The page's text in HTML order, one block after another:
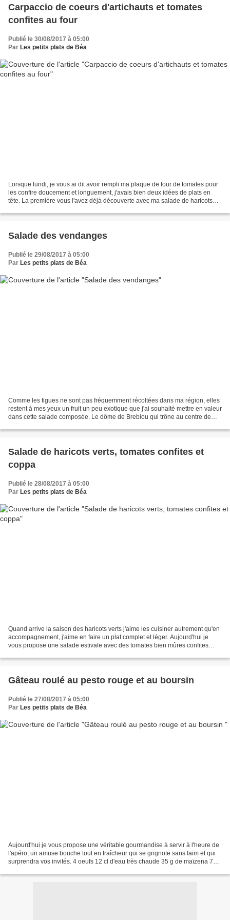
Carpaccio de coeurs d'artichauts et tomates
confites au four
Publié le 30/08/2017 à 05:00
Par Les petits plats de Béa
Lorsque lundi, je vous ai dit avoir rempli ma plaque de four de tomates pour
les confire doucement et longuement, j'avais bien deux idées de plats en
tête. La première vous l'avez déjà découverte avec ma salade de haricots
Salade des vendanges
Publié le 29/08/2017 à 05:00
Par Les petits plats de Béa
Comme les figues ne sont pas fréquemment récoltées dans ma région, elles
restent à mes yeux un fruit un peu exotique que j'ai souhaité mettre en valeur
dans cette salade composée. Le dôme de Brebiou qui trône au centre de
Salade de haricots verts, tomates confites et
coppa
Publié le 28/08/2017 à 05:00
Par Les petits plats de Béa
Quand arrive la saison des haricots verts j'aime les cuisiner autrement qu'en
accompagnement, j'aime en faire un plat complet et léger. Aujourd'hui je
vous propose une salade estivale avec des tomates bien mûres confites
Gâteau roulé au pesto rouge et au boursin
Publié le 27/08/2017 à 05:00
Par Les petits plats de Béa
Aujourd'hui je vous propose une véritable gourmandise à servir à l'heure de
l'apéro, un amuse bouche tout en fraîcheur qui se grignote sans faim et qui
surprendra vos invités. 4 oeufs 12 cl d'eau très chaude 35 g de maïzena 70 g